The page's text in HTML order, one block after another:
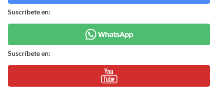
Suscríbete en:
Suscríbete en: